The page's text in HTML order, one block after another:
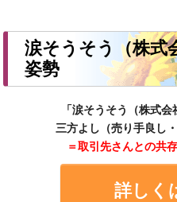
涙そうそう（株式
姿勢
「涙そうそう（株式
三方よし（売り手良し
＝取引先さんとの共
詳しく